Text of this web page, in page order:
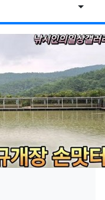
게시